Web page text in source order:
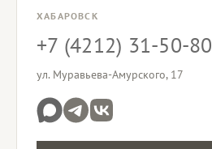
ХАБАРОВСК
+7 (4212) 31-50-80
ул. Муравьева-Амурского, 17